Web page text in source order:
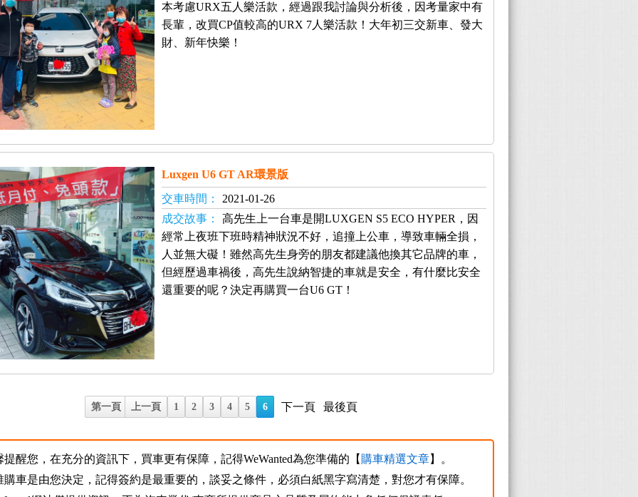
本考慮URX五人樂活款，經過跟我討論與分析後，因考量家中有
長輩，改買CP值較高的URX 7人樂活款！大年初三交新車、發大
財、新年快樂！
Luxgen U6 GT AR環景版
交車時間：
2021-01-26
成交故事：
高先生上一台車是開LUXGEN S5 ECO HYPER，因
經常上夜班下班時精神狀況不好，追撞上公車，導致車輛全損，
人並無大礙！雖然高先生身旁的朋友都建議他換其它品牌的車，
但經歷過車禍後，高先生說納智捷的車就是安全，有什麼比安全
還重要的呢？決定再購買一台U6 GT！
第一頁 上一頁 1 2 3 4 5 6 下一頁 最後頁
提醒您，在充分的資訊下，買車更有保障，記得WeWanted為您準備的【 購車精選文章】。
購車是由您決定，記得簽約是最重要的，談妥之條件，必須白紙黑字寫清楚，對您才有保障。